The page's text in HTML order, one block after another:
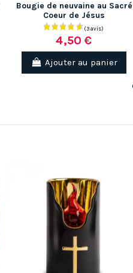
Bougie de neuvaine au Sacré
Coeur de Jésus
4,50 €
Ajouter au panier